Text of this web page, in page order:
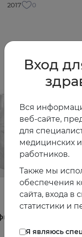
2017 0
Другие
22.06.2026
#терапия
и
Вход
Вся
веб-сайте,
для
медицинских
работников.
Также мы
обеспечения
сайта, входа в
статистики и
Я являюсь